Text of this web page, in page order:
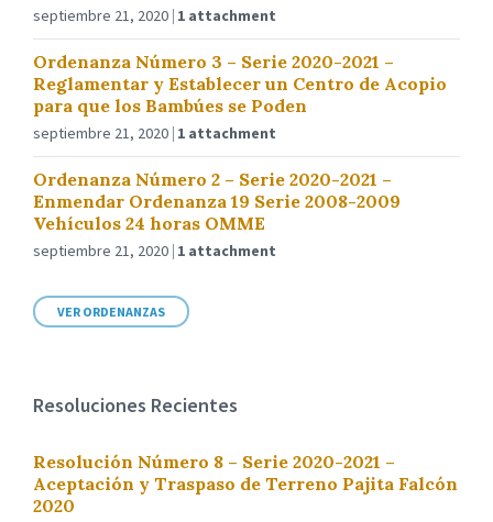
septiembre 21, 2020 1 attachment
Ordenanza Número 3 – Serie 2020-2021 –
Reglamentar y Establecer un Centro de Acopio
para que los Bambúes se Poden
septiembre 21, 2020 1 attachment
Ordenanza Número 2 – Serie 2020-2021 –
Enmendar Ordenanza 19 Serie 2008-2009
Vehículos 24 horas OMME
septiembre 21, 2020 1 attachment
VER ORDENANZAS
Resoluciones Recientes
Resolución Número 8 – Serie 2020-2021 –
Aceptación y Traspaso de Terreno Pajita Falcón
2020